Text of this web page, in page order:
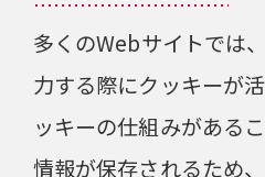
多くのWebサイトでは
力する際にクッキーが
ッキーの仕組みがある
情報が保存されるため